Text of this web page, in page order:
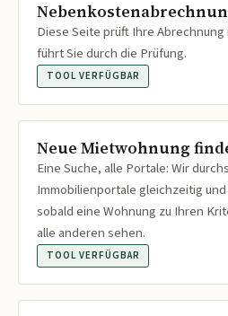
Diese Seite prüft Ihre
führt Sie durch die Prüfung.
TOOL VERFÜGBAR
Neue Mietwohnung
Eine Suche, alle Portale: Wir
Immobilienportale gleichzeitig
sobald eine Wohnung zu Ihren
alle anderen sehen.
TOOL VERFÜGBAR